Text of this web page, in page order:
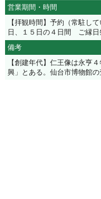
営業期間・時間
【拝観時間】予約（常駐し
日、１５日の４日間 ご縁日
備考
【創建年代】仁王像は永亨
興」とある。仙台市博物館の